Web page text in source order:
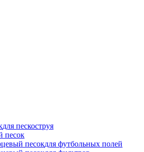
для пескоструя
песок
песокдля футбольных полей